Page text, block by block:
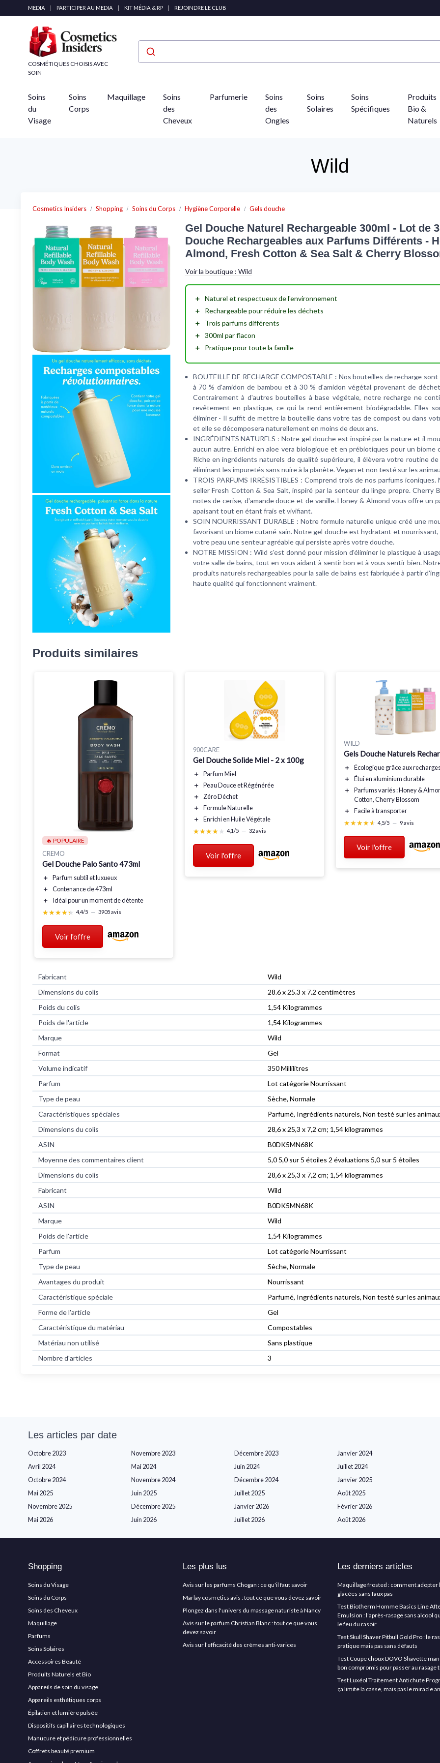
MEDIA | PARTICIPER AU MEDIA | KIT MÉDIA & RP | REJOINDRE LE CLUB
COSMÉTIQUES CHOISIS AVEC
SOIN
Soins
du
Visage
Soins
Corps
Maquillage
Soins
des
Cheveux
Parfumerie
Soins
des
Ongles
Soins
Solaires
Soins
Spécifiques
Produits
Bio &
Naturels
Wild
Cosmetics Insiders Shopping Soins du Corps Hygiène Corporelle Gels douche
Gel Douche Naturel Rechargeable 300ml - Lot de
Douche Rechargeables aux Parfums Différents -
Almond, Fresh Cotton & Sea Salt & Cherry
Voir la boutique : Wild
＋ Naturel et respectueux de l'environnement
＋
Rechargeablepour réduire les déchets
＋
Trois parfums différents
＋ 300ml par flacon
＋
Pratiquepour toute la famille
BOUTEILLE DE RECHARGE COMPOSTABLE : Nos bouteilles de recharge
à 70 % d'amidon de bambou et à 30 % d'amidon végétal provenant de
Contrairement à d'autres bouteilles à base végétale, notre recharge ne
revêtement en plastique, ce qui la rend entièrement biodégradable. Elles
éliminer - Il suffit de mettre la bouteille dans votre tas de compost ou dans
et elle se décomposera naturellement en moins de deux ans.
INGRÉDIENTS NATURELS : Notre gel douche est inspiré par la nature et il
aucun autre. Enrichi en aloe vera biologique et en prébiotiques pour un biome
Riche en ingrédients naturels de qualité supérieure, il élèvera votre routine
éliminant les impuretés sans nuire à la planète. Vegan et non testé sur les
TROIS PARFUMS IRRÉSISTIBLES : Comprend trois de nos parfums
seller Fresh Cotton & Sea Salt, inspiré par la senteur du linge propre. Cherry
notes de cerise, d'amande douce et de vanille. Honey & Almond vous offre un
apaisant tout en étant frais et vivifiant.
SOIN NOURRISSANT DURABLE : Notre formule naturelle unique créé une
favorisant un biome cutané sain. Notre gel douche est hydratant et nourrissant,
votre peau une senteur agréable qui persiste après votre douche.
NOTRE MISSION : Wild s'est donné pour mission d'éliminer le plastique à
votre salle de bains, tout en vous aidant à sentir bon et à vous sentir bien.
produits naturels rechargeables pour la salle de bains est fabriquée à partir
haute qualité qui fonctionnent vraiment.
Produits similaires
🔥 POPULAIRE
CREMO
Gel Douche Palo Santo 473ml
＋ Parfum subtilet luxueux
＋
Contenance de473ml
＋
Idéal pour un moment dedétente
★★★★★
★★★★★ 4,4/5 — 3905 avis
Voir l'offre
900CARE
Gel Douche Solide Miel - 2 x 100g
＋ ParfumMiel
＋
PeauDouceetRégénérée
＋
ZéroDéchet
＋
FormuleNaturelle
＋
Enrichi enHuile Végétale
★★★★★
★★★★★ 4,1/5 — 32 avis
Voir l'offre
WILD
Gels Douche Naturels
＋
Écologique grâce aux
＋
Étui en aluminiumdurable
＋
Parfums variés: Honey &
Cotton, Cherry Blossom
＋
Facile à transporter
★★★★★
★★★★★ 4,5/5 — 9 avis
Voir l'offre
Fabricant
‎Wild
Dimensions du colis
‎28.6 x 25.3 x 7.2 centimètres
Poids du colis
‎1,54 Kilogrammes
Poids de l'article
‎1,54 Kilogrammes
Marque
‎Wild
Format
‎Gel
Volume indicatif
‎350 Millilitres
Parfum
‎Lot catégorie Nourrissant
Type de peau
‎Sèche, Normale
Caractéristiques spéciales
‎Parfumé, Ingrédients naturels, Non testé sur les
Dimensions du colis
‎28,6 x 25,3 x 7,2 cm; 1,54 kilogrammes
ASIN
‎B0DK5MN68K
Moyenne des commentaires client
5,0 5,0 sur 5 étoiles 2 évaluations 5,0 sur 5 étoiles
Dimensions du colis
28,6 x 25,3 x 7,2 cm; 1,54 kilogrammes
Fabricant
Wild
ASIN
B0DK5MN68K
Marque
Wild
Poids de l'article
1,54 Kilogrammes
Parfum
Lot catégorie Nourrissant
Type de peau
Sèche, Normale
Avantages du produit
Nourrissant
Caractéristique spéciale
Parfumé, Ingrédients naturels, Non testé sur les
Forme de l'article
Gel
Caractéristique du matériau
Compostables
Matériau non utilisé
Sans plastique
Nombre d'articles
3
Les articles par date
Octobre 2023 Novembre 2023 Décembre 2023
Janvier 2024
Avril 2024
Mai 2024 Juin 2024
Juillet 2024
Octobre 2024
Novembre 2024 Décembre 2024
Janvier 2025
Mai 2025
Juin 2025 Juillet 2025
Août 2025
Novembre 2025
Décembre 2025 Janvier 2026
Février 2026
Mai 2026
Juin 2026 Juillet 2026 Août 2026
Shopping
Soins du Visage
Soins du Corps
Soins des Cheveux
Maquillage
Parfums
Soins Solaires
Accessoires Beauté
Produits Naturels et Bio
Appareils de soin du visage
Appareils esthétiques corps
Épilation et lumière pulsée
Dispositifs capillaires technologiques
Manucure et pédicure professionnelles
Coffrets beauté premium
Les plus lus
Avis sur les parfums Chogan : ce qu'il faut savoir
Marlay cosmetics avis : tout ce que vous devez savoir
Plongez dans l'univers du massage naturiste à Nancy
Avis sur le parfum Christian Blanc : tout ce que vous
devez savoir
Avis sur l'efficacité des crèmes anti-varices
Les derniers articles
Maquillage frosted : comment adopter
glacées sans faux pas
Test Biotherm Homme Basics Line
Emulsion : l’après-rasage sans alcool
le feu du rasoir
Test Skull Shaver Pitbull Gold Pro : le
pratique mais pas sans défauts
Test Coupe choux DOVO Shavette
bon compromis pour passer au rasage
Test Luxéol Traitement Antichute
ça limite la casse, mais pas le miracle
Panneau de gestion des cookies